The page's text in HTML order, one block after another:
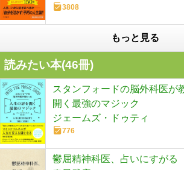
3808
もっと見る
読みたい本(46冊)
スタンフォードの脳外科医が
開く最強のマジック
ジェームズ・ドゥティ
776
鬱屈精神科医、占いにすがる